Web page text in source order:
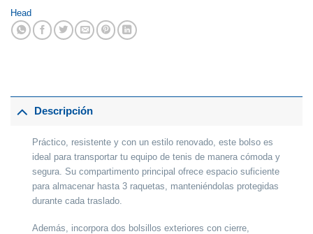
Head
Descripción
Práctico, resistente y con un estilo renovado, este bolso es
ideal para transportar tu equipo de tenis de manera cómoda y
segura. Su compartimento principal ofrece espacio suficiente
para almacenar hasta 3 raquetas, manteniéndolas protegidas
durante cada traslado.
Además, incorpora dos bolsillos exteriores con cierre,